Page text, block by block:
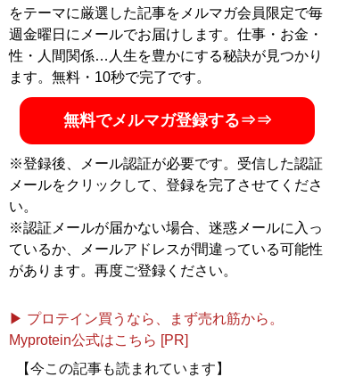
をテーマに厳選した記事をメルマガ会員限定で毎
週金曜日にメールでお届けします。仕事・お金・
性・人間関係…人生を豊かにする秘訣が見つかり
ます。無料・10秒で完了です。
無料でメルマガ登録する⇒⇒
※登録後、メール認証が必要です。受信した認証
メールをクリックして、登録を完了させてくださ
い。
※認証メールが届かない場合、迷惑メールに入っ
ているか、メールアドレスが間違っている可能性
があります。再度ご登録ください。
▶ プロテイン買うなら、まず売れ筋から。
Myprotein公式はこちら [PR]
【今この記事も読まれています】